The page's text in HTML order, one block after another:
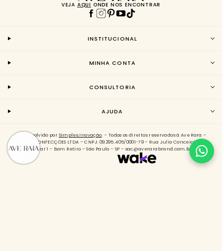
VEJA AQUI ONDE NOS ENCONTRAR
INSTITUCIONAL
MINHA CONTA
CONSULTORIA
AJUDA
Desenvolvido por Simples.Inovação. – Todos os direitos reservados à Ave Rara –
AVERARA CONFECÇÕES LTDA – CNPJ: 09.295.405/0001-79 – Rua Julio Conceição 788,
Andar 1 – Bom Retiro – São Paulo – SP – sac@averarabrand.com.br